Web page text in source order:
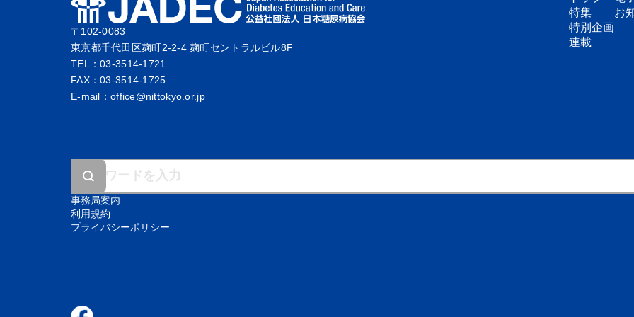
〒102-0083
東京都千代田区麹町2-2-4 麹町セントラルビル8F
TEL：03-3514-1721
FAX：03-3514-1725
E-mail：office@nittokyo.or.jp
特集
特別企画
連載
お
事務局案内
利用規約
プライバシーポリシー